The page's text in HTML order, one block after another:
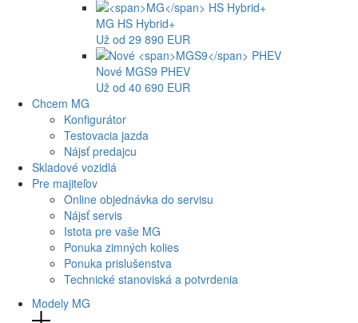
MG HS Hybrid+
Už od 29 890 EUR
Nové MGS9 PHEV
Už od 40 690 EUR
Chcem MG
Konfigurátor
Testovacia jazda
Nájsť predajcu
Skladové vozidlá
Pre majiteľov
Online objednávka do servisu
Nájsť servis
Istota pre vaše MG
Ponuka zimných kolies
Ponuka prislušenstva
Technické stanoviská a potvrdenia
Modely MG